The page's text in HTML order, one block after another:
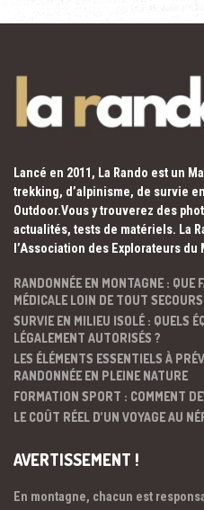
Lancé en 2011, La Rando est un
trekking, d’alpinisme, de survie
Outdoor.Vous y trouverez des
actualités, tests de matériels. La
l’Association des Explorateurs du
RANDONNÉE EN MONTAGNE : QUE
MÉDICALE LOIN DE TOUT
SURVIE EN MILIEU ISOLÉ : QUELS
LÉGALEMENT AUTORISÉS ?
LES ÉLÉMENTS ESSENTIELS À
RANDONNÉE EN PLEINE NATURE
FORMATION SPORT : COMMENT
LE COÛT RÉEL D’UN VOYAGE AU
AVERTISSEMENT !
En montagne, chacun est